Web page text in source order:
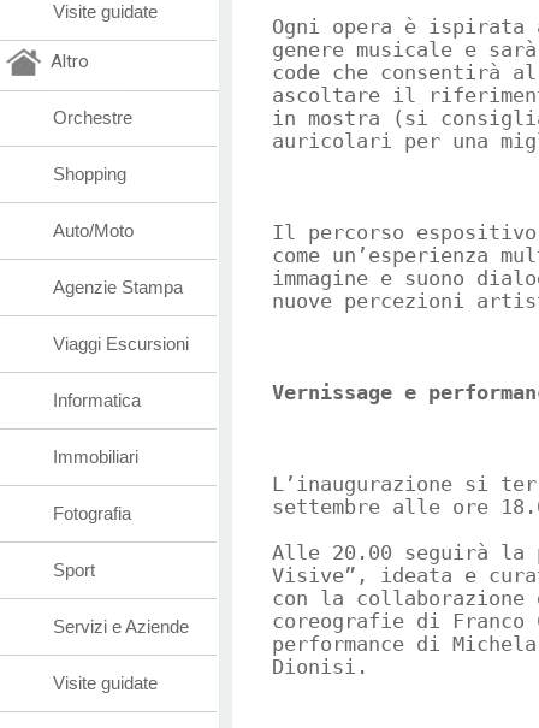
Ogni opera è ispirata
genere musicale e sarà
code che consentirà
ascoltare il
in mostra (si
auricolari per una
Il percorso
come un’esperienza
immagine e suono
nuove percezioni
Vernissage e
L’inaugurazione si
settembre alle ore
Alle 20.00 seguirà la
Visive”, ideata e
con la
coreografie di
performance di
Dionisi.
Visite guidate
Altro
Orchestre
Shopping
Auto/Moto
Agenzie Stampa
Viaggi Escursioni
Informatica
Immobiliari
Fotografia
Sport
Servizi e Aziende
Visite guidate